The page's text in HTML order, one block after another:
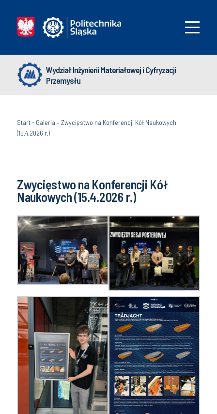
Wydział Inżynierii Materiałowej i Cyfryzacji
Przemysłu
Start- Galeria – Zwycięstwo na Konferencji Kół Naukowych
(15.4.2026 r.)
Zwycięstwo na Konferencji Kół
Naukowych (15.4.2026 r.)